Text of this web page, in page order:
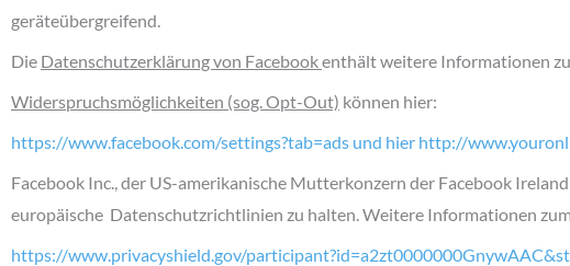
geräteübergreifend.
Die Datenschutzerklärung von Facebookenthält weitere Informationen
Widerspruchsmöglichkeiten (sog. Opt-Out) können hier:
https://www.facebook.com/settings?tab=ads und hier http://
Facebook Inc., der US-amerikanische Mutterkonzern der Facebook
europäische Datenschutzrichtlinien zu halten. Weitere Informationen
https://www.privacyshield.gov/